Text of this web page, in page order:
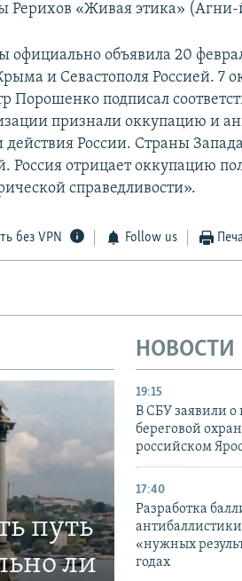
Рерихов «Живая этика» (Агни-
официально объявила 20
и Севастополя Россией. 7
Порошенко подписал
признали оккупацию и
России. Страны
отрицает оккупацию
справедливости».
без VPN Follow us
путь
ли
НОВОСТИ
19:15
В СБУ заявили
береговой
российском
17:40
Разработка
«нужных
годах